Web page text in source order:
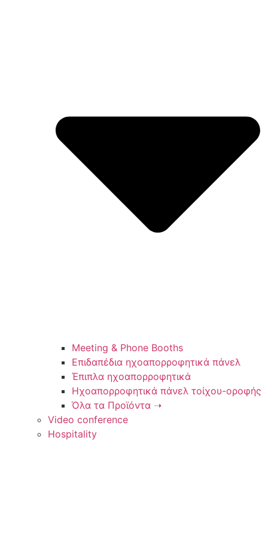
Meeting & Phone Booths
Επιδαπέδια ηχοαπορροφητικά πάνελ
Έπιπλα ηχοαπορροφητικά
Ηχοαπορροφητικά πάνελ τοίχου-οροφής
Όλα τα Προϊόντα ➝
Video conference
Hospitality